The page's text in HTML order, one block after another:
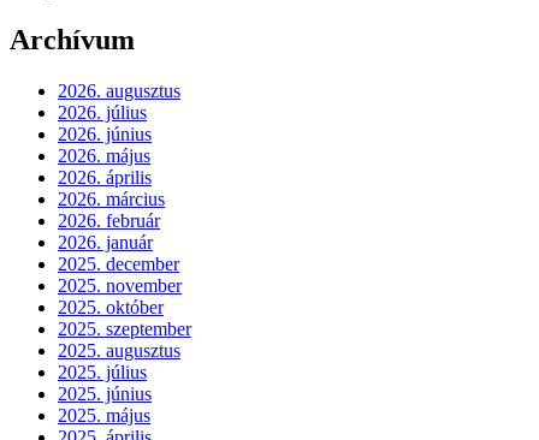
Archívum
2026. augusztus
2026. július
2026. június
2026. május
2026. április
2026. március
2026. február
2026. január
2025. december
2025. november
2025. október
2025. szeptember
2025. augusztus
2025. július
2025. június
2025. május